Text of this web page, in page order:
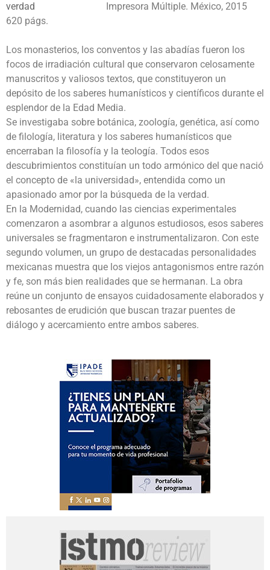
Impresora Múltiple. México, 2015
620 págs.
Los monasterios, los conventos y las abadías fueron los
focos de irradiación cultural que conservaron celosamente
manuscritos y valiosos textos, que constituyeron un
depósito de los saberes humanísticos y científicos durante el
esplendor de la Edad Media.
Se investigaba sobre botánica, zoología, genética, así como
de filología, literatura y los saberes humanísticos que
encerraban la filosofía y la teología. Todos esos
descubrimientos constituían un todo armónico del que nació
el concepto de «la universidad», entendida como un
apasionado amor por la búsqueda de la verdad.
En la Modernidad, cuando las ciencias experimentales
comenzaron a asombrar a algunos estudiosos, esos saberes
universales se fragmentaron e instrumentalizaron. Con este
segundo volumen, un grupo de destacadas personalidades
mexicanas muestra que los viejos antagonismos entre razón
y fe, son más bien realidades que se hermanan. La obra
reúne un conjunto de ensayos cuidadosamente elaborados y
rebosantes de erudición que buscan trazar puentes de
diálogo y acercamiento entre ambos saberes.